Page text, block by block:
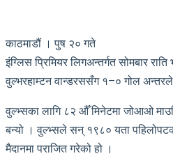
काठमाडौं । पुष २० गते
इंग्लिस प्रिमियर लिगअन्तर्गत सोमबार
वुल्भरहाम्टन वान्डरससँग १–० गोल
वुल्भ्सका लागि ८२ औँ मिनेटमा जोआओ
बन्यो । वुल्भ्सले सन् १९८० यता
मैदानमा पराजित गरेको हो ।